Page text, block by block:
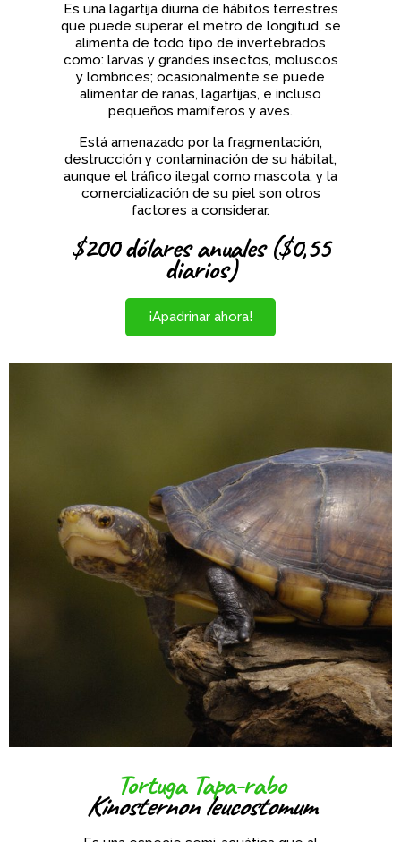
Es una lagartija diurna de hábitos terrestres
que puede superar el metro de longitud, se
alimenta de todo tipo de invertebrados
como: larvas y grandes insectos, moluscos
y lombrices; ocasionalmente se puede
alimentar de ranas, lagartijas, e incluso
pequeños mamíferos y aves.
Está amenazado por la fragmentación,
destrucción y contaminación de su hábitat,
aunque el tráfico ilegal como mascota, y la
comercialización de su piel son otros
factores a considerar.
$200 dólares anuales ($0,55
diarios)
¡Apadrinar ahora!
Tortuga Tapa-rabo
Kinosternon leucostomum